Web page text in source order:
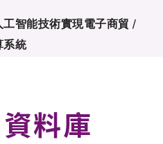
書
智能技術實現電子商貿 /
系統
料庫